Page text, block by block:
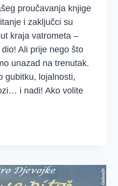
proučavanja knjige
i zaključci su
kraja vatrometa –
Ali prije nego što
unazad na trenutak.
gubitku, lojalnosti,
i nadi! Ako volite